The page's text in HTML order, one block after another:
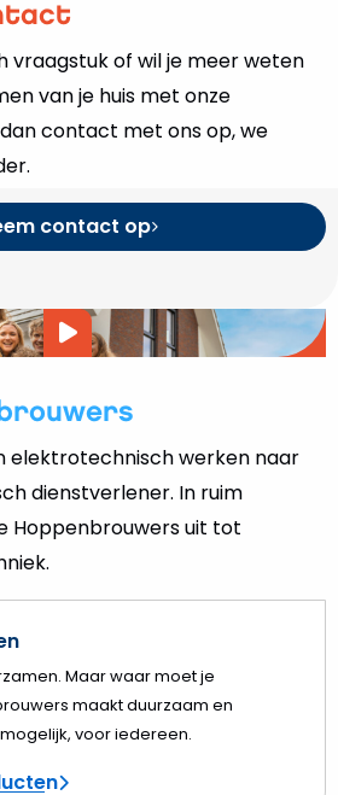
vraagstuk of wil je meer weten
van je huis met onze
contact met ons op, we
contact op
elektrotechnisch werken naar
dienstverlener. In ruim
Hoppenbrouwers uit tot
Maar waar moet je
maakt duurzaam en
voor iedereen.
Video